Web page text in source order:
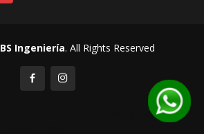
BS Ingeniería. All Rights Reserved
AMBIENTE SEGURO (1742)SOLIDO